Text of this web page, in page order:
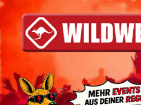
Inhalt
springen